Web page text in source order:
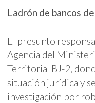
Ladrón de bancos
El presunto
Agencia del
Territorial BJ-2,
situación jurídica y
investigación por